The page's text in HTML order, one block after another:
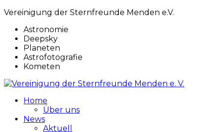
Vereinigung der Sternfreunde Menden e.V.
Astronomie
Deepsky
Planeten
Astrofotografie
Kometen
Home
Über uns
News
Aktuell